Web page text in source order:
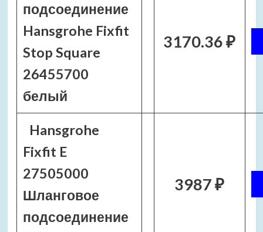
подсоединение
Hansgrohe Fixfit
Stop Square
26455700
белый
3170.36 ₽
Hansgrohe
Fixfit E
27505000
Шланговое
подсоединение
3987 ₽